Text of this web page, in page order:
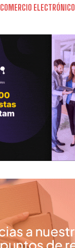
COMERCIO ELECTRÓNICO